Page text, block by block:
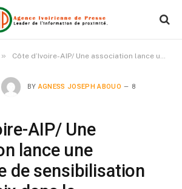
» Côte d’Ivoire-AIP/ Une association lance une campagne de sensibilisation pour la paix dans le département de Taï
BY AGNESS JOSEPH ABOUO 8
AIP/ Une
lance une
de sensibilisation